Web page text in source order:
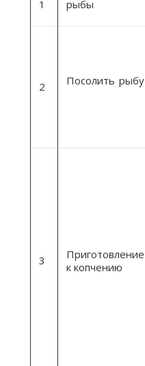
1
рыбы
2 Посолить рыбу
3
Приготовление
к копчению